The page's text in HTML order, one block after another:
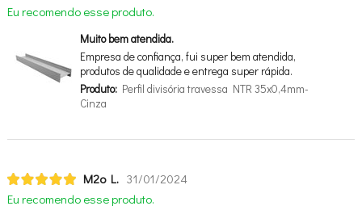
Eu recomendo esse produto.
Muito bem atendida.
Empresa de confiança, fui super bem atendida,
produtos de qualidade e entrega super rápida.
Produto:Perfil divisória travessa NTR 35x0,4mm-
Cinza
M2o L. 31/01/2024
Eu recomendo esse produto.